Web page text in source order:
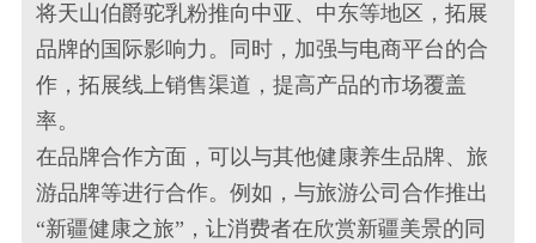
将天山伯爵驼乳粉推向中亚、中东等地区，拓展
品牌的国际影响力。同时，加强与电商平台的合
作，拓展线上销售渠道，提高产品的市场覆盖
率。
在品牌合作方面，可以与其他健康养生品牌、旅
游品牌等进行合作。例如，与旅游公司合作推出
“新疆健康之旅”，让消费者在欣赏新疆美景的同